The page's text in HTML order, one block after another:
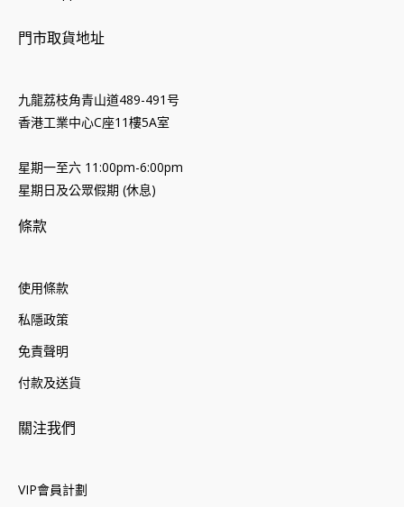
門市取貨地址
九龍荔枝角青山道489-491号
香港工業中心C座11樓5A室
星期一至六 11:00pm-6:00pm
星期日及公眾假期 (休息)
條款
使用條款
私隱政策
免責聲明
付款及送貨
關注我們
VIP會員計劃